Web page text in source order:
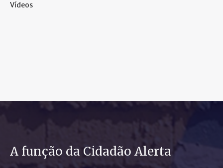
Vídeos
A função da Cidadão Alerta